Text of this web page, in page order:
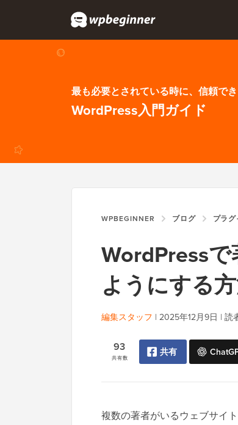
最も必要とされている時に、信頼で
WordPress入門ガイド
WPBEGINNER ブログ プラ
WordPress
ようにする
編集スタッフ | 2025年12月9日 | 読
共有数
93 共有
複数の著者がいるウェブサイ